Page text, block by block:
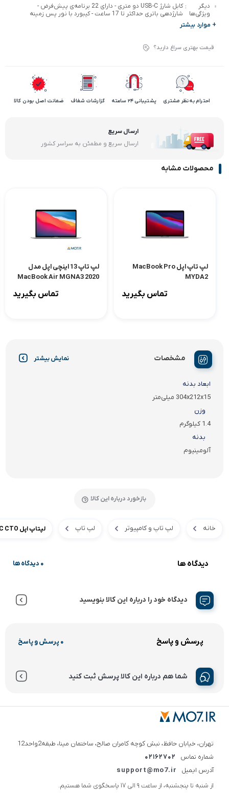
دیگر
ویژگی‌ها
:
کابل شارژ USB-C دو متری - دارای 22 برنامه‌ی پیش‌فرض -
شارژدهی باتری حداکثر تا 17 ساعت - کیبورد با نور پس زمینه
+ موارد بیشتر
قیمت بهتری سراغ دارید؟
احترام به نظر مشتری پشتیبانی 24 ساعته گزارشات شفاف ضمانت اصل بودن کالا
ارسال سریع
ارسال سریع و مطمئن به سراسر کشور
محصولات مشابه
لپ تاپ اپل MacBook Pro
MYDA2
تماس بگیرید
لپ تاپ 13 اینچی اپل مدل
MacBook Air MGNA3 2020
تماس بگیرید
مشخصات نمایش بیشتر
ابعاد بدنه
304x212x15 میلی‌متر
وزن
1.4 کیلوگرم
بدنه
آلومینیوم
بازخورد درباره این کالا
خانه لپ تاپ و کامپیوتر لپ تاپ لپتاپ اپل MacBook Pro Z11C CTO
دیدگاه ها 0 دیدگاه ها
دیدگاه خود را درباره این کالا بنویسید
پرسش و پاسخ 0 پرسش و پاسخ
شما هم درباره این کالا پرسش ثبت کنید
تهران، خیابان حافظ، نبش کوچه کامران صالح، ساختمان مینا، طبقه2واحد12
شماره تماس
02162702
آدرس ایمیل
support@mo7.ir
از شنبه تا پنجشنبه، از ساعت 9 الی 17 پاسخگوی شما هستیم.